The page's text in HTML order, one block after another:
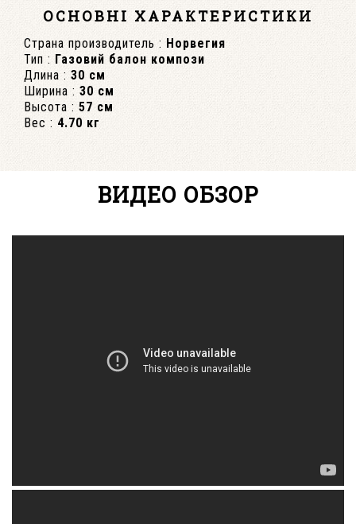
ОСНОВНІ ХАРАКТЕРИСТИКИ
Страна производитель : Норвегия
Тип : Газовий балон компози
Длина : 30 см
Ширина : 30 см
Высота : 57 см
Вес : 4.70 кг
ВИДЕО ОБЗОР